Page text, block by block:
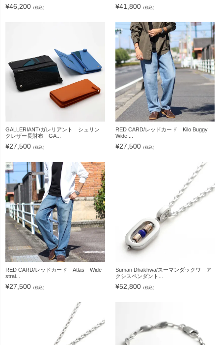
¥46,200 （税込） ¥41,800（税込）
GALLERIANT/ガレリアント シュリン
クレザー長財布 GA...
¥27,500 （税込）
RED CARD/レッドカード Kilo Buggy
Wide ...
¥27,500（税込）
RED CARD/レッドカード Atlas Wide
strai...
¥27,500 （税込）
Suman Dhakhwa/スーマンダックワ ア
クシスペンダント...
¥52,800（税込）